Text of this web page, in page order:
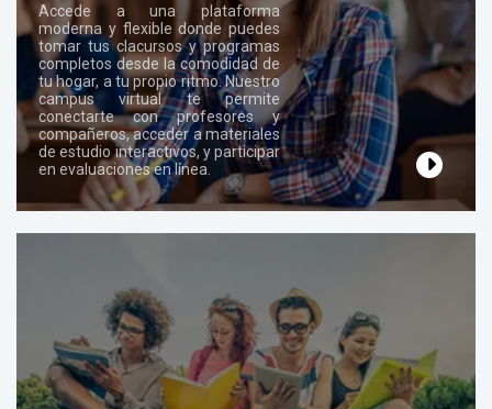
Accede a una plataforma
moderna y flexible donde puedes
tomar tus clacursos y programas
completos desde la comodidad de
tu hogar, a tu propio ritmo. Nuestro
campus virtual te permite
conectarte con profesores y
compañeros, acceder a materiales
de estudio interactivos, y participar
en evaluaciones en línea.